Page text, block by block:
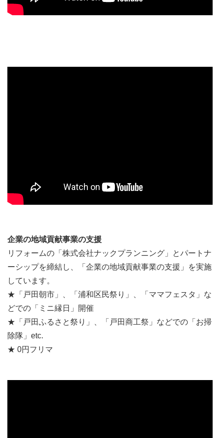
企業の地域貢献事業の支援
リフォームの「株式会社ナックプランニング」とパートナ
ーシップを締結し、「企業の地域貢献事業の支援」を実施
しています。
★「戸田朝市」、「浦和区民祭り」、「ママフェスタ」な
どでの「ミニ縁日」開催
★「戸田ふるさと祭り」、「戸田商工祭」などでの「お掃
除隊」etc.
★ 0円フリマ